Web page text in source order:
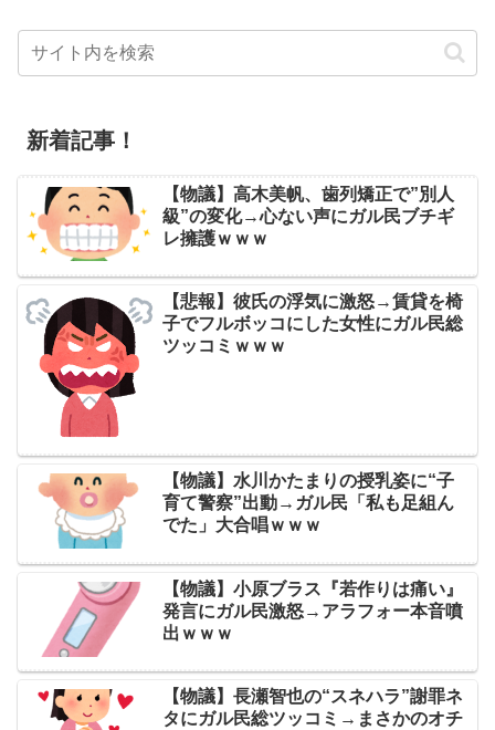
新着記事！
【物議】高木美帆、歯列矯正で”別人
級”の変化→心ない声にガル民ブチギ
レ擁護ｗｗｗ
【悲報】彼氏の浮気に激怒→賃貸を椅
子でフルボッコにした女性にガル民総
ツッコミｗｗｗ
【物議】水川かたまりの授乳姿に“子
育て警察”出動→ガル民「私も足組ん
でた」大合唱ｗｗｗ
【物議】小原ブラス『若作りは痛い』
発言にガル民激怒→アラフォー本音噴
出ｗｗｗ
【物議】長瀬智也の“スネハラ”謝罪ネ
タにガル民総ツッコミ→まさかのオチ